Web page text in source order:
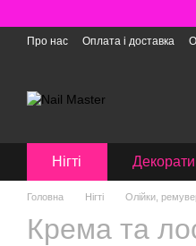
Про нас Оплата і доставка
Нігті
Головна Нігті Олійки,
Крема та